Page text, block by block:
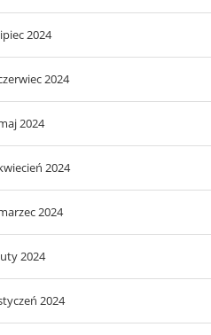
2024
2024
2024
2024
2024
2024
2024